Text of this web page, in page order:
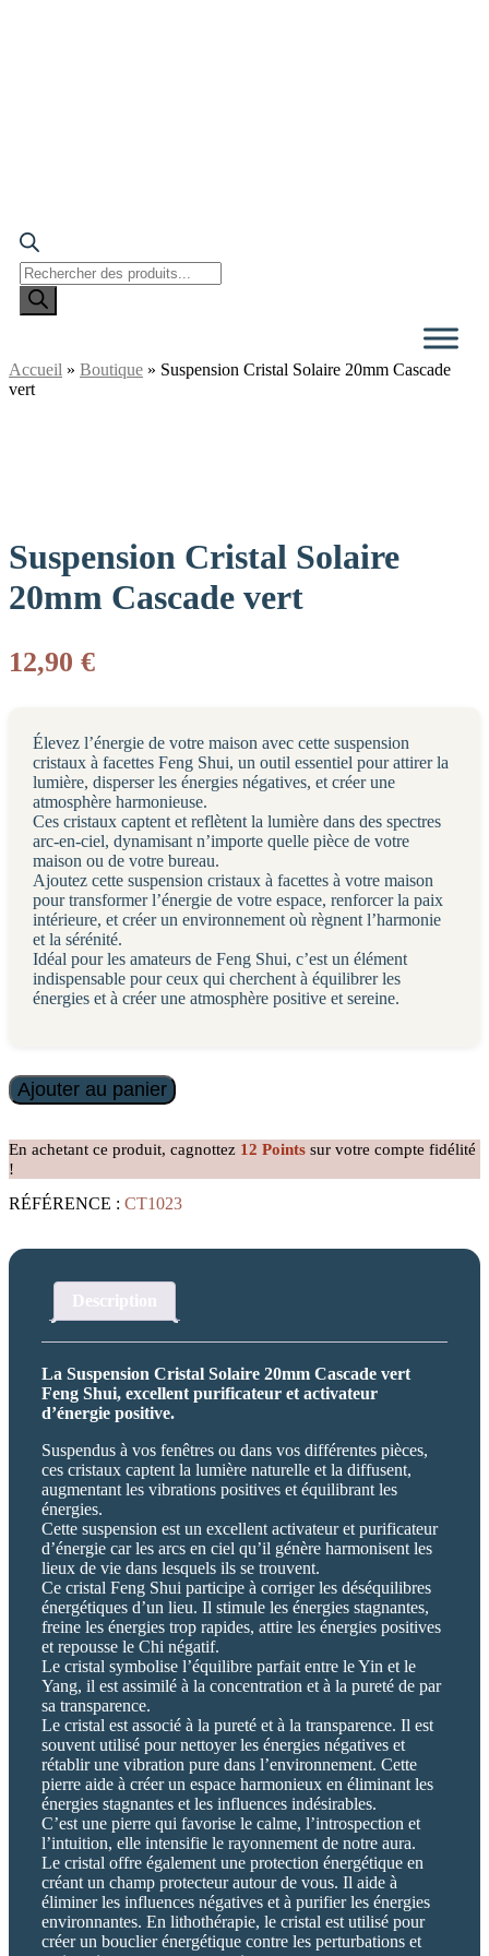
Recherche
de
Accueil » Boutique » Suspension Cristal Solaire 20mm Cascade
vert
Suspension Cristal Solaire
20mm Cascade vert
12,90 €
Élevez l’énergie de votre maison avec cette suspension
cristaux à facettes Feng Shui, un outil essentiel pour attirer la
lumière, disperser les énergies négatives, et créer une
atmosphère harmonieuse.
Ces cristaux captent et reflètent la lumière dans des spectres
arc-en-ciel, dynamisant n’importe quelle pièce de votre
maison ou de votre bureau.
Ajoutez cette suspension cristaux à facettes à votre maison
pour transformer l’énergie de votre espace, renforcer la paix
intérieure, et créer un environnement où règnent l’harmonie
et la sérénité.
Idéal pour les amateurs de Feng Shui, c’est un élément
indispensable pour ceux qui cherchent à équilibrer les
énergies et à créer une atmosphère positive et sereine.
quantité
de
Cristal
Solaire
20mm
Cascade
Ajouter au panier
En achetant ce produit, cagnottez 12 Points sur votre compte fidélité
!
RÉFÉRENCE : CT1023
Description
La Suspension Cristal Solaire 20mm Cascade vert
Feng Shui, excellent purificateur et activateur
d’énergie positive.
Suspendus à vos fenêtres ou dans vos différentes pièces,
ces cristaux captent la lumière naturelle et la diffusent,
augmentant les vibrations positives et équilibrant les
énergies.
Cette suspension est un excellent activateur et purificateur
d’énergie car les arcs en ciel qu’il génère harmonisent les
lieux de vie dans lesquels ils se trouvent.
Ce cristal Feng Shui participe à corriger les déséquilibres
énergétiques d’un lieu. Il stimule les énergies stagnantes,
freine les énergies trop rapides, attire les énergies positives
et repousse le Chi négatif.
Le cristal symbolise l’équilibre parfait entre le Yin et le
Yang, il est assimilé à la concentration et à la pureté de par
sa transparence.
Le cristal est associé à la pureté et à la transparence. Il est
souvent utilisé pour nettoyer les énergies négatives et
rétablir une vibration pure dans l’environnement. Cette
pierre aide à créer un espace harmonieux en éliminant les
énergies stagnantes et les influences indésirables.
C’est une pierre qui favorise le calme, l’introspection et
l’intuition, elle intensifie le rayonnement de notre aura.
Le cristal offre également une protection énergétique en
créant un champ protecteur autour de vous. Il aide à
éliminer les influences négatives et à purifier les énergies
environnantes. En lithothérapie, le cristal est utilisé pour
créer un bouclier énergétique contre les perturbations et